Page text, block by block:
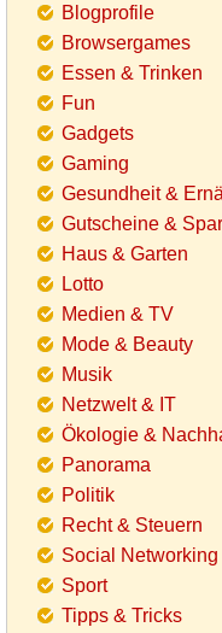
Blogprofile
Browsergames
Essen & Trinken
Fun
Gadgets
Gaming
Gesundheit &
Gutscheine &
Haus & Garten
Lotto
Medien & TV
Mode & Beauty
Musik
Netzwelt & IT
Ökologie &
Panorama
Politik
Recht & Steuern
Social Networking
Sport
Tipps & Tricks